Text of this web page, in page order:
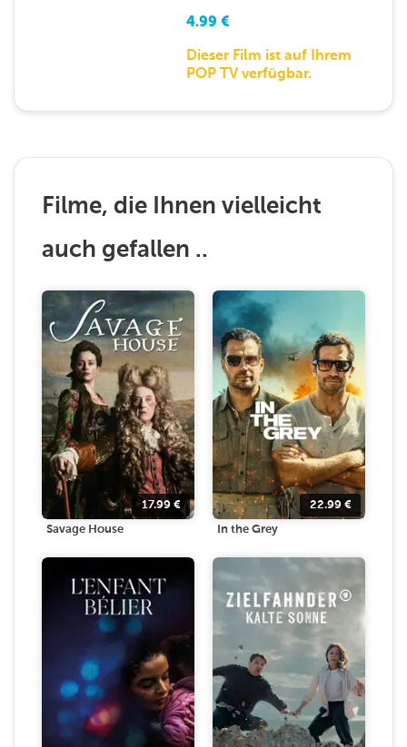
4.99 €
Dieser Film ist auf Ihrem
POP TV verfügbar.
Filme, die Ihnen vielleicht
auch gefallen ..
17.99 €
Savage House
22.99 €
In the Grey